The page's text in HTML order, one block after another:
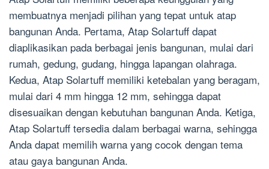
membuatnya menjadi pilihan yang tepat untuk atap
bangunan Anda. Pertama, Atap Solartuff dapat
diaplikasikan pada berbagai jenis bangunan, mulai dari
rumah, gedung, gudang, hingga lapangan olahraga.
Kedua, Atap Solartuff memiliki ketebalan yang beragam,
mulai dari 4 mm hingga 12 mm, sehingga dapat
disesuaikan dengan kebutuhan bangunan Anda. Ketiga,
Atap Solartuff tersedia dalam berbagai warna, sehingga
Anda dapat memilih warna yang cocok dengan tema
atau gaya bangunan Anda.